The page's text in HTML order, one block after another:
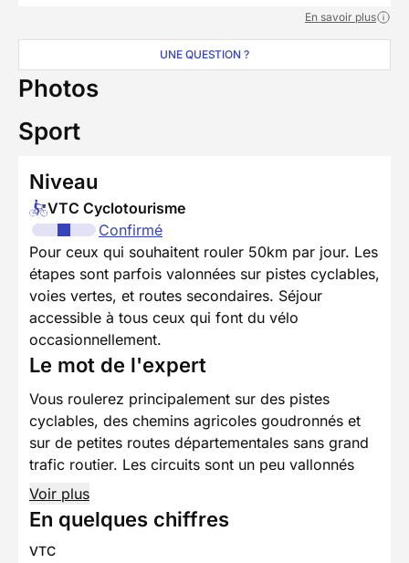
En savoir plus
UNE QUESTION ?
Photos
Sport
Niveau
VTC Cyclotourisme
Confirmé
Pour ceux qui souhaitent rouler 50km par jour. Les
étapes sont parfois valonnées sur pistes cyclables,
voies vertes, et routes secondaires. Séjour
accessible à tous ceux qui font du vélo
occasionnellement.
Le mot de l'expert
Vous roulerez principalement sur des pistes
cyclables, des chemins agricoles goudronnés et
sur de petites routes départementales sans grand
trafic routier. Les circuits sont un peu vallonnés
Voir plus
En quelques chiffres
VTC